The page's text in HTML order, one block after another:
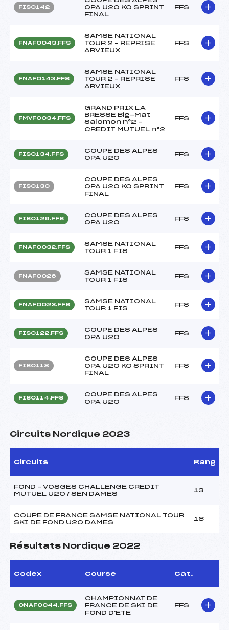
FIS0142
OPA U20 KO SPRINT
FINAL
FFS
FNAF0043.FFS
SAMSE NATIONAL
TOUR 2 – REPRISE
ARVIEUX
FFS
FNAF0143.FFS
SAMSE NATIONAL
TOUR 2 – REPRISE
ARVIEUX
FFS
FMVF0034.FFS
GRAND PRIX LA
BRESSE Big-Mat
Salomon n°2 –
CREDIT MUTUEL n°2
FFS
FIS0134.FFS
COUPE DES ALPES
OPA U20
FFS
FIS0130
COUPE DES ALPES
OPA U20 KO SPRINT
FINAL
FFS
FIS0126.FFS
COUPE DES ALPES
OPA U20
FFS
FNAF0032.FFS
SAMSE NATIONAL
TOUR 1 FIS
FFS
FNAF0026
SAMSE NATIONAL
TOUR 1 FIS
FFS
FNAF0023.FFS
SAMSE NATIONAL
TOUR 1 FIS
FFS
FIS0122.FFS
COUPE DES ALPES
OPA U20
FFS
FIS0118
COUPE DES ALPES
OPA U20 KO SPRINT
FINAL
FFS
FIS0114.FFS
COUPE DES ALPES
OPA U20
FFS
Circuits Nordique 2023
Circuits Rang
FOND – VOSGES CHALLENGE CREDIT
MUTUEL U20 / SEN DAMES
13
COUPE DE FRANCE SAMSE NATIONAL TOUR
SKI DE FOND U20 DAMES
18
Résultats Nordique 2022
Codex Course Cat.
ONAF0044.FFS
CHAMPIONNAT DE
FRANCE DE SKI DE
FOND D'ETE
FFS